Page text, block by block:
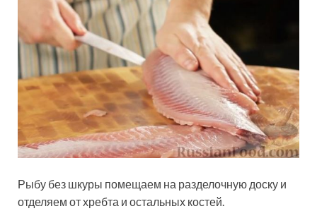
Рыбу без шкуры помещаем на разделочную доску и
отделяем от хребта и остальных костей.